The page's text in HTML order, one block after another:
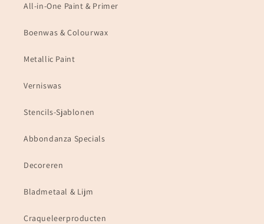
All-in-One Paint & Primer
Boenwas & Colourwax
Metallic Paint
Verniswas
Stencils-Sjablonen
Abbondanza Specials
Decoreren
Bladmetaal & Lijm
Craqueleerproducten